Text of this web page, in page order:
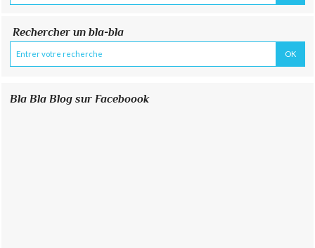
Rechercher un bla-bla
Bla Bla Blog sur Faceboook